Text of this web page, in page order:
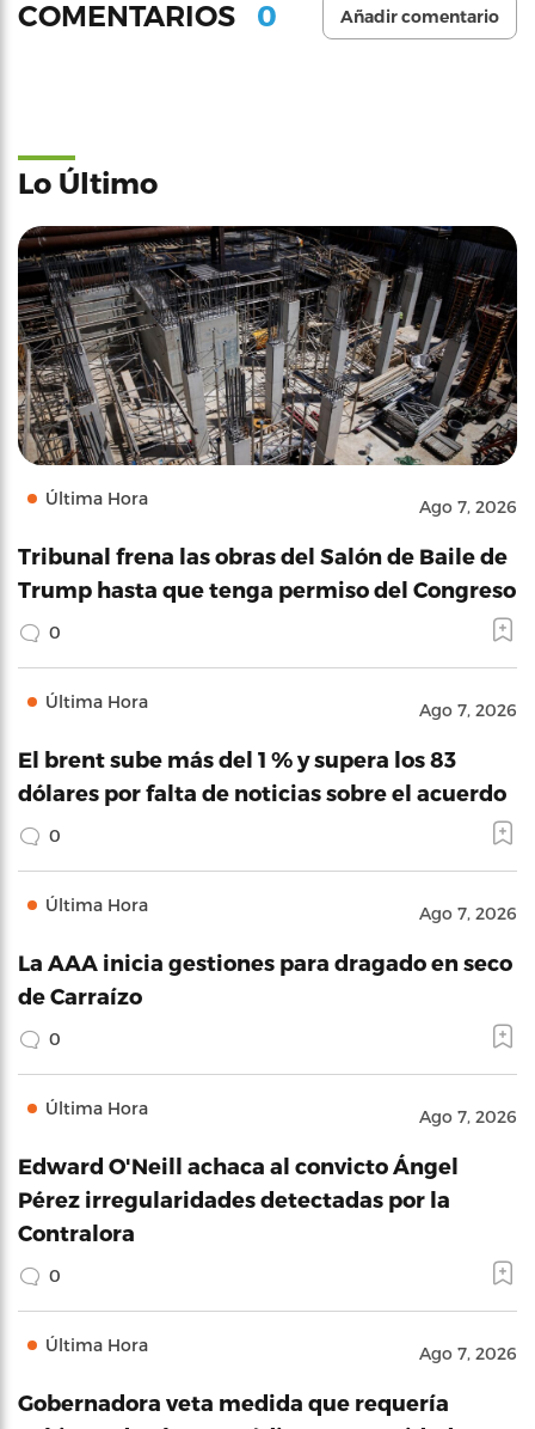
COMENTARIOS 0 Añadir comentario
Lo Último
Última Hora Ago 7, 2026
Tribunal frena las obras del Salón de Baile de
Trump hasta que tenga permiso del Congreso
0
Última Hora Ago 7, 2026
El brent sube más del 1 % y supera los 83
dólares por falta de noticias sobre el acuerdo
0
Última Hora Ago 7, 2026
La AAA inicia gestiones para dragado en seco
de Carraízo
0
Última Hora Ago 7, 2026
Edward O'Neill achaca al convicto Ángel
Pérez irregularidades detectadas por la
Contralora
0
Última Hora Ago 7, 2026
Gobernadora veta medida que requería